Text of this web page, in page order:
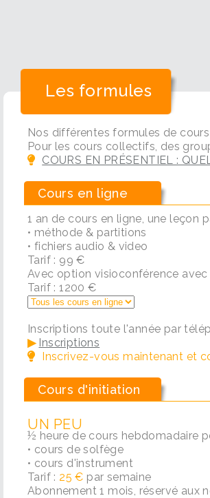
Les formules
Nos différentes formules de
Pour les cours collectifs, des
COURS EN PRÉSENTIEL :
Cours en ligne
1 an de cours en ligne, une leçon
• méthode & partitions
• fichiers audio & video
Tarif : 99 €
Avec option visioconférence
Tarif : 1200 €
Inscriptions toute l'année par
▶ Inscriptions
Inscrivez-vous maintenant et
Cours d'initiation
UN PEU
½ heure de cours hebdomadaire
• cours de solfège
• cours d'instrument
Tarif : 25 € par semaine
Abonnement 1 mois, réservé aux